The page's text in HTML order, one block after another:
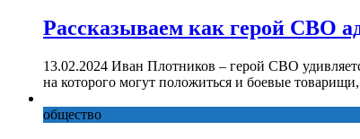
Рассказываем как герой СВО
13.02.2024 Иван Плотников – герой СВО
на которого могут положиться и боевые
общество